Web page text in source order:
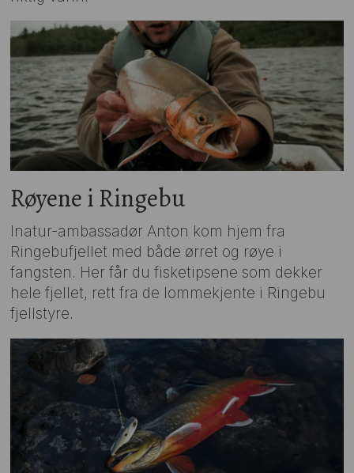
Røyene i Ringebu
Inatur-ambassadør Anton kom hjem fra
Ringebufjellet med både ørret og røye i
fangsten. Her får du fisketipsene som dekker
hele fjellet, rett fra de lommekjente i Ringebu
fjellstyre.